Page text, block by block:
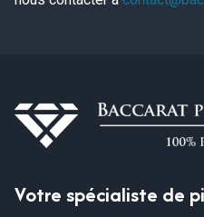
Votre spécialiste de